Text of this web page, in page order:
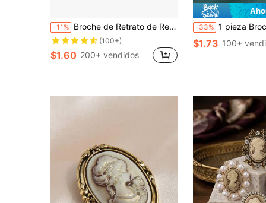
-11% Broche de Retrato de Reina Vintage, Estilo Bohemio, Broche de Vacaciones, Regalo de Fiesta
(100+)
$1.60 200+ vendidos
-33% 1 pieza Broche con forma de cabeza de mujer elegante vintage, accesorio de vestido de mujer de moda personalizado, adecuado para accesorios de vestido de
$1.73 100+